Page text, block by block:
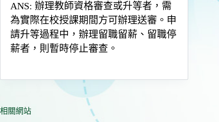
ANS: 辦理教師資格審查或升等者，需
為實際在校授課期間方可辦理送審。申
請升等過程中，辦理留職留薪、留職停
薪者，則暫時停止審查。
相關網站